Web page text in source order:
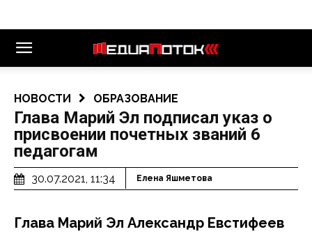
НОВОСТИ ОБРАЗОВАНИЕ
Глава Марий Эл подписал указ о
присвоении почетных званий 6
педагогам
30.07.2021, 11:34 Елена Яшметова
Глава Марий Эл Александр Евстифеев